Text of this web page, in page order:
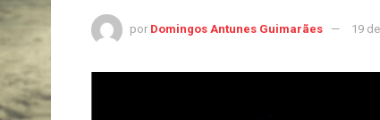
por Domingos Antunes Guimarães 19